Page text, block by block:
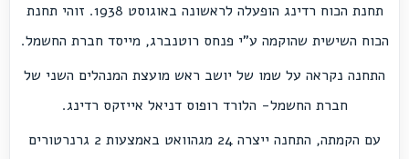
תחנת הכוח רדינג הופעלה לראשונה באוגוסט 1938. זוהי תחנת
הכוח השישית שהוקמה ע"י פנחס רוטנברג, מייסד חברת החשמל.
התחנה נקראה על שמו של יושב ראש מועצת המנהלים השני של
חברת החשמל- הלורד רופוס דניאל אייזקס רדינג.
עם הקמתה, התחנה ייצרה 24 מגהוואט באמצעות 2 גרנרטורים